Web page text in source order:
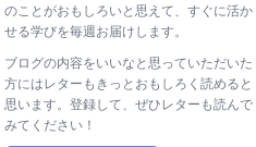
のことがおもしろいと思えて、すぐに活か
せる学びを毎週お届けします。
ブログの内容をいいなと思っていただいた
方にはレターもきっとおもしろく読めると
思います。登録して、ぜひレターも読んで
みてください！